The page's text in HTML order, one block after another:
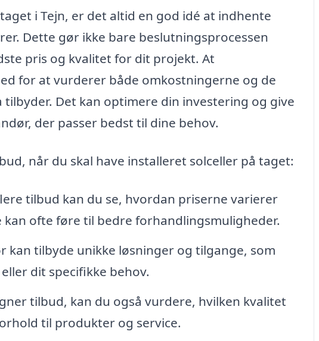
i Tejn, er det altid en god idé at indhente
Dette gør ikke bare beslutningsprocessen
pris og kvalitet for dit projekt. At
for at vurderer både omkostningerne og de
Det kan optimere din investering og give
der passer bedst til dine behov.
når du skal have installeret solceller på taget:
tilbud kan du se, hvordan priserne varierer
ofte føre til bedre forhandlingsmuligheder.
kan tilbyde unikke løsninger og tilgange, som
dit specifikke behov.
tilbud, kan du også vurdere, hvilken kvalitet
til produkter og service.